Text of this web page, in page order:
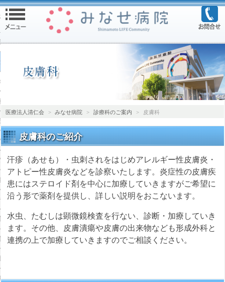
トップ
内
れる方へ
医表
案内
案内
のご案内
ション
科
科
科
科
医療法人清仁会 > みなせ病院 > 診療科のご案内 > 皮膚科
皮膚科のご紹介
汗疹（あせも）・虫刺されをはじめアレルギー性皮膚炎・
アトピー性皮膚炎などを診察いたします。炎症性の皮膚疾
患にはステロイド剤を中心に加療していきますがご希望に
沿う形で薬剤を提供し、詳しい説明をおこないます。
水虫、たむしは顕微鏡検査を行ない、診断・加療していき
ます。その他、皮膚潰瘍や皮膚の出来物なども形成外科と
連携の上で加療していきますのでご相談ください。